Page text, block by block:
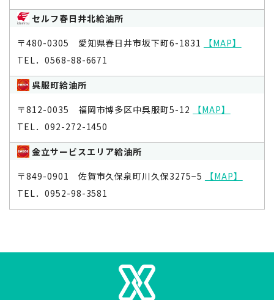
セルフ春日井北給油所
〒480-0305 愛知県春日井市坂下町6-1831
【MAP】
TEL．0568-88-6671
呉服町給油所
〒812-0035 福岡市博多区中呉服町5-12
【MAP】
TEL．092-272-1450
金立サービスエリア給油所
〒849-0901 佐賀市久保泉町川久保3275−5
【MAP】
TEL．0952-98-3581